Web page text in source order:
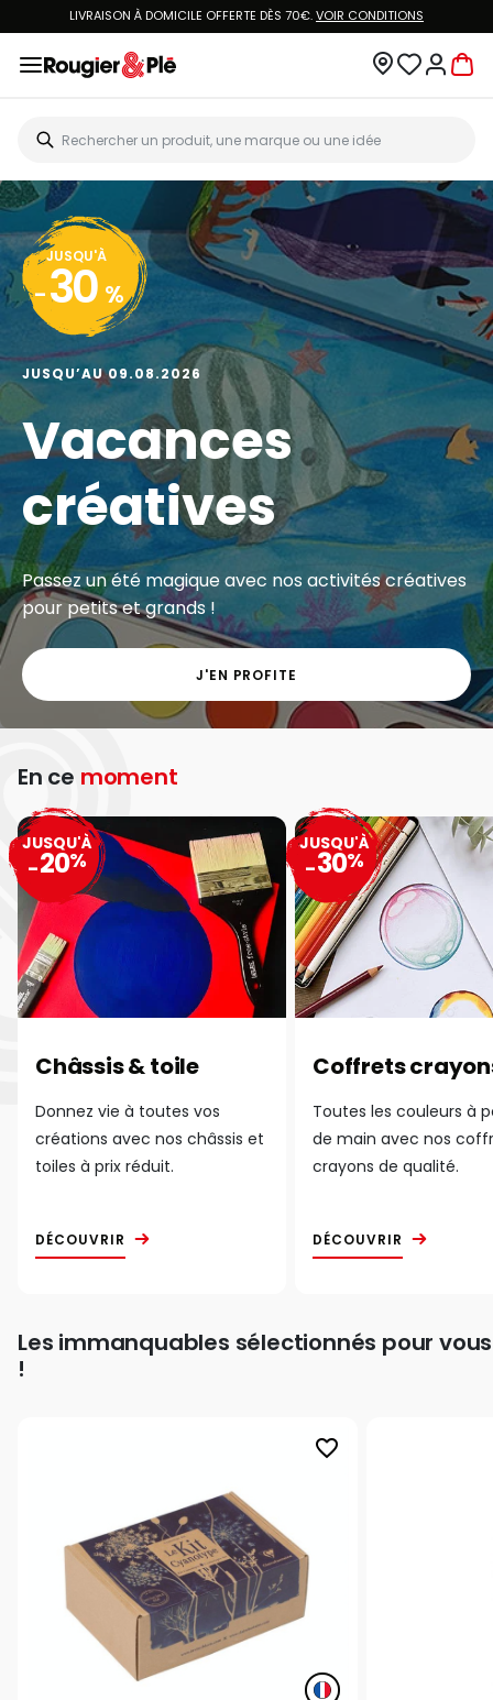
LIVRAISON À DOMICILE OFFERTE DÈS 70€.VOIR CONDITIONS
JUSQU'À
- 30 %
JUSQU’AU 09.08.2026
Vacances
créatives
Passez un été magique avec nos activités créatives
pour petits et grands !
J'EN PROFITE
En ce moment
Châssis & toile
Donnez vie à toutes vos
créations avec nos châssis et
toiles à prix réduit.
DÉCOUVRIR
JUSQU'À
-20%
Coffrets
Toutes les couleurs à
de main avec nos
crayons de qualité.
DÉCOUVRIR
JUSQU'À
-30%
Les immanquables sélectionnés pour vous
!
favorite_border